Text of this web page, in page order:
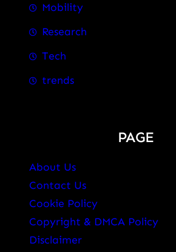
Mobility
Research
Tech
trends
PAGE
About Us
Contact Us
Cookie Policy
Copyright & DMCA Policy
Disclaimer